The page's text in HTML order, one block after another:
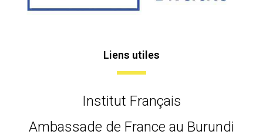
Liens utiles
Institut Français
Ambassade de France au Burundi